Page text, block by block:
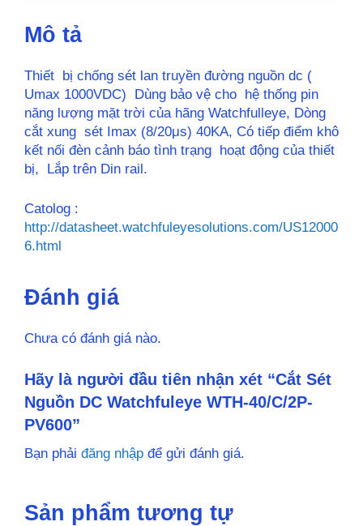
Mô tả
Thiết bị chống sét lan truyền đường nguồn dc (
Umax 1000VDC) Dùng bảo vệ cho hệ thống pin
năng lượng mặt trời của hãng Watchfulleye, Dòng
cắt xung sét Imax (8/20μs) 40KA, Có tiếp điểm khô
kết nối đèn cảnh báo tình trạng hoạt động của thiết
bị, Lắp trên Din rail.
Catolog :
http://datasheet.watchfuleyesolutions.com/US12000
6.html
Đánh giá
Chưa có đánh giá nào.
Hãy là người đầu tiên nhận xét “Cắt Sét
Nguồn DC Watchfuleye WTH-40/C/2P-
PV600”
Bạn phải đăng nhập để gửi đánh giá.
Sản phẩm tương tự